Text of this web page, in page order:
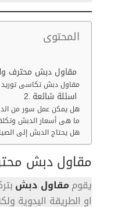
المحتوى
مقاول دبش تكاسى توريد
هل يمكن عمل سور من
ما هى أسعار الدبش
هل يحتاج الدبش إلى
مقاول دبش
يقوممقاول دبش
او الطريقة اليدوية